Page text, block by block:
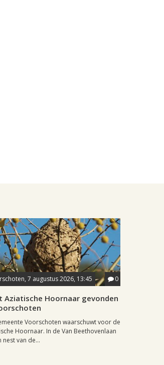
7 augustus 2026, 13:45 0
Aziatische Hoornaar gevonden
Voorschoten waarschuwt voor de
Hoornaar. In de Van Beethovenlaan
nest van de...